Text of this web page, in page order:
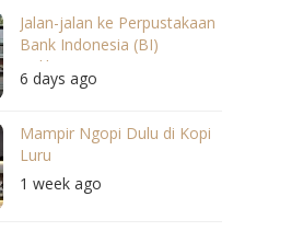
Jalan-jalan ke Perpustakaan
Bank Indonesia (BI)
Balikpapan
6 days ago
Mampir Ngopi Dulu di Kopi
Luru
1 week ago